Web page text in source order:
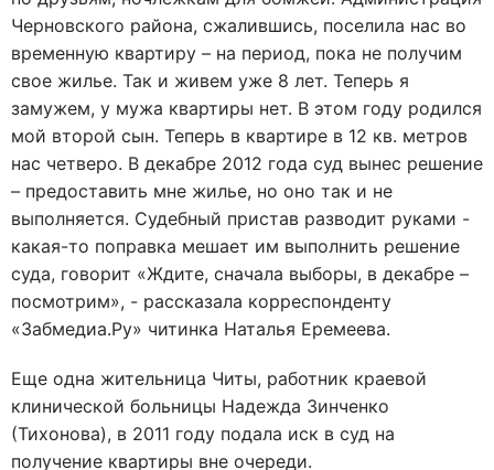
Черновского района, сжалившись, поселила нас во
временную квартиру – на период, пока не получим
свое жилье. Так и живем уже 8 лет. Теперь я
замужем, у мужа квартиры нет. В этом году родился
мой второй сын. Теперь в квартире в 12 кв. метров
нас четверо. В декабре 2012 года суд вынес решение
– предоставить мне жилье, но оно так и не
выполняется. Судебный пристав разводит руками -
какая-то поправка мешает им выполнить решение
суда, говорит «Ждите, сначала выборы, в декабре –
посмотрим», - рассказала корреспонденту
«Забмедиа.Ру» читинка Наталья Еремеева.
Еще одна жительница Читы, работник краевой
клинической больницы Надежда Зинченко
(Тихонова), в 2011 году подала иск в суд на
получение квартиры вне очереди.